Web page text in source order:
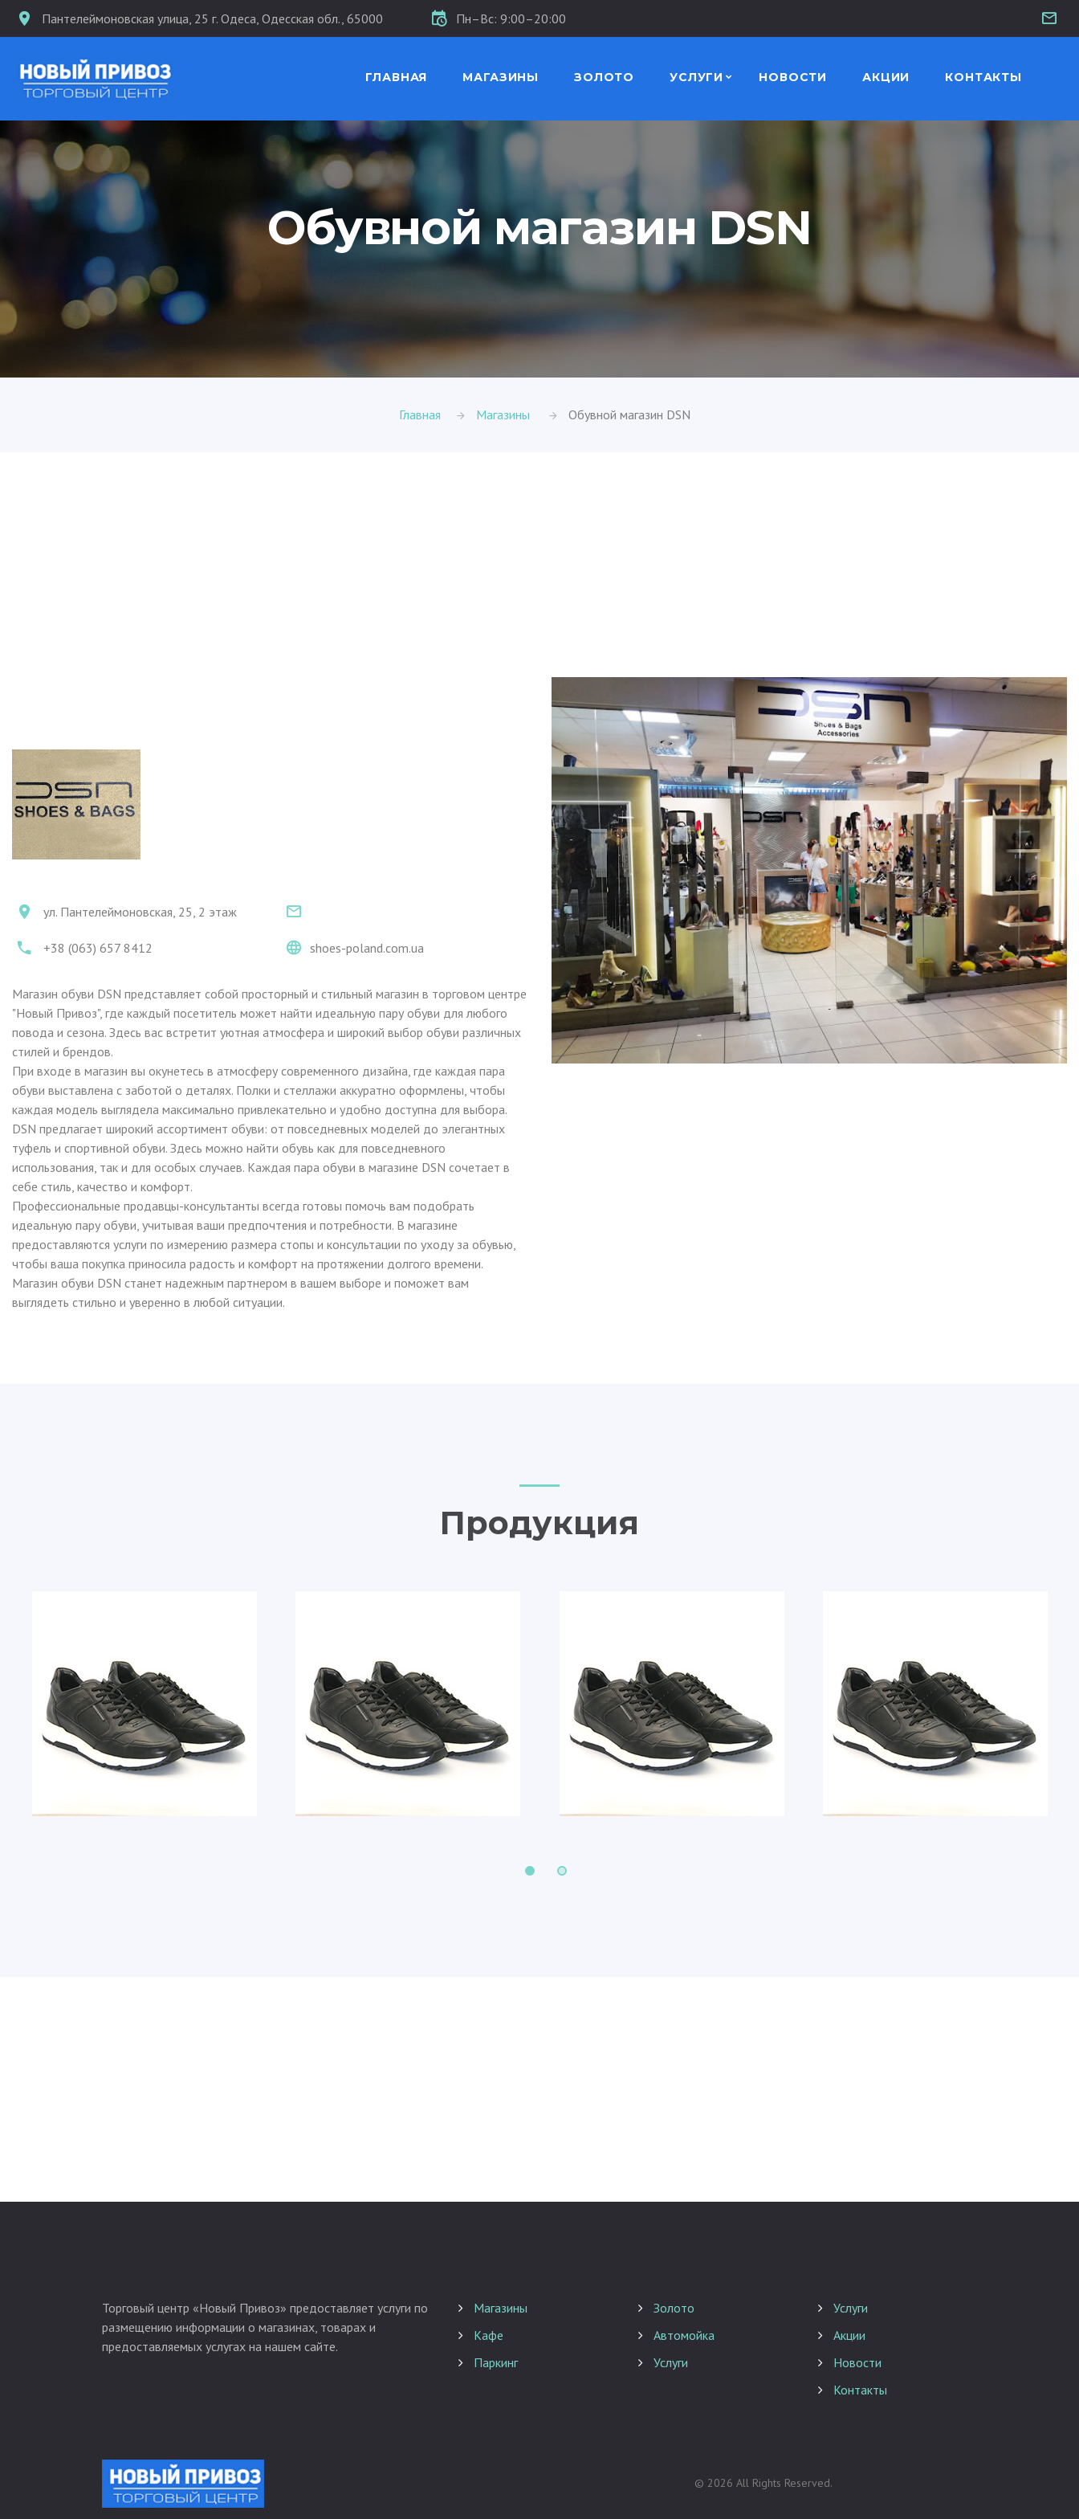
Пантелеймоновская улица, 25 г. Одеса, Одесская обл., 65000 Пн–Вс: 9:00–20:00
ГЛАВНАЯ МАГАЗИНЫ ЗОЛОТО УСЛУГИ НОВОСТИ АКЦИИ КОНТАКТЫ
Обувной магазин DSN
Главная Магазины Обувной магазин DSN
ул. Пантелеймоновская, 25, 2 этаж
+38 (063) 657 8412 shoes-poland.com.ua
Магазин обуви DSN представляет собой просторный и стильный магазин в торговом центре
"Новый Привоз", где каждый посетитель может найти идеальную пару обуви для любого
повода и сезона. Здесь вас встретит уютная атмосфера и широкий выбор обуви различных
стилей и брендов.
При входе в магазин вы окунетесь в атмосферу современного дизайна, где каждая пара
обуви выставлена с заботой о деталях. Полки и стеллажи аккуратно оформлены, чтобы
каждая модель выглядела максимально привлекательно и удобно доступна для выбора.
DSN предлагает широкий ассортимент обуви: от повседневных моделей до элегантных
туфель и спортивной обуви. Здесь можно найти обувь как для повседневного
использования, так и для особых случаев. Каждая пара обуви в магазине DSN сочетает в
себе стиль, качество и комфорт.
Профессиональные продавцы-консультанты всегда готовы помочь вам подобрать
идеальную пару обуви, учитывая ваши предпочтения и потребности. В магазине
предоставляются услуги по измерению размера стопы и консультации по уходу за обувью,
чтобы ваша покупка приносила радость и комфорт на протяжении долгого времени.
Магазин обуви DSN станет надежным партнером в вашем выборе и поможет вам
выглядеть стильно и уверенно в любой ситуации.
Продукция
Торговый центр «Новый Привоз» предоставляет услуги по
размещению информации о магазинах, товарах и
предоставляемых услугах на нашем сайте.
Магазины
Кафе
Паркинг
Золото
Автомойка
Услуги
Услуги
Акции
Новости
Контакты
© 2026 All Rights Reserved.